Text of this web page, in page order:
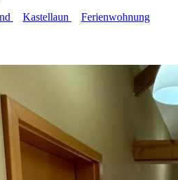
Kastellaun
Ferienwohnung